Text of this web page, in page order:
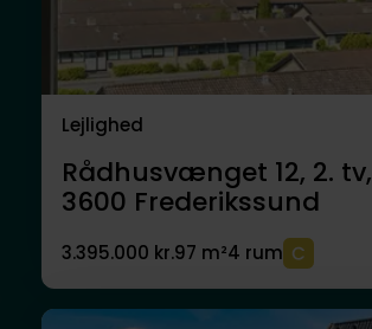
Lejlighed
Rådhusvænget 12, 2. tv,
3600 Frederikssund
3.395.000 kr.97 m²4 rum